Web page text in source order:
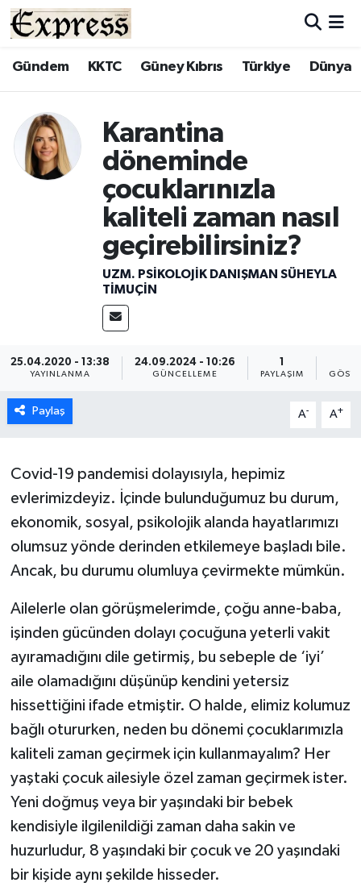
Gündem KKTC Güney Kıbrıs Türkiye Dünya
Karantina
döneminde
çocuklarınızla
kaliteli zaman nasıl
geçirebilirsiniz?
UZM. PSIKOLOJIK DANIŞMAN SÜHEYLA
TIMUÇIN
25.04.2020 - 13:38
YAYINLANMA
24.09.2024 - 10:26
GÜNCELLEME PAYLAŞIM
Paylaş A- A+
Covid-19 pandemisi dolayısıyla, hepimiz
evlerimizdeyiz. İçinde bulunduğumuz bu durum,
ekonomik, sosyal, psikolojik alanda hayatlarımızı
olumsuz yönde derinden etkilemeye başladı bile.
Ancak, bu durumu olumluya çevirmekte mümkün.
Ailelerle olan görüşmelerimde, çoğu anne-baba,
işinden gücünden dolayı çocuğuna yeterli vakit
ayıramadığını dile getirmiş, bu sebeple de ‘iyi’
aile olamadığını düşünüp kendini yetersiz
hissettiğini ifade etmiştir. O halde, elimiz kolumuz
bağlı otururken, neden bu dönemi çocuklarımızla
kaliteli zaman geçirmek için kullanmayalım? Her
yaştaki çocuk ailesiyle özel zaman geçirmek ister.
Yeni doğmuş veya bir yaşındaki bir bebek
kendisiyle ilgilenildiği zaman daha sakin ve
huzurludur, 8 yaşındaki bir çocuk ve 20 yaşındaki
bir kişide aynı şekilde hisseder.
ALAYKÖY
BİLİM
ÇATALKÖY
EKONOMİ
GİRNE
GÜNDEM
GÜNEY KIBRIS
KÜLTÜR SANAT
LAPTA
MAGAZİN
Nöbetçi Eczaneler
ÖZEL HABER
SAĞLIK
Hava Durumu
Süper Lig Puan Durumu ve Fikstür
Tüm Manşetler
Son Dakika Haberleri
Haber Arşivi